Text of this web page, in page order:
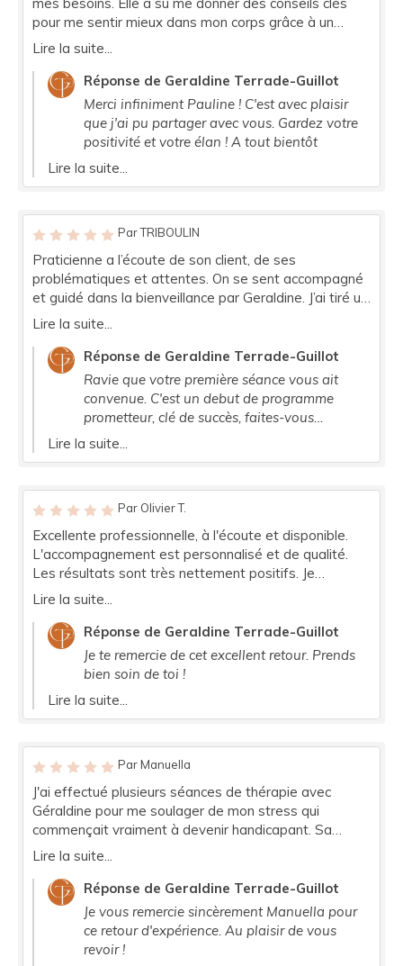
pour me sentir mieux dans mon corps grâce à un
rééquilibrage alimentaire Merci à elle, maintenant je
Lire la suite...
Réponse de Geraldine Terrade-Guillot
Merci infiniment Pauline ! C'est avec plaisir
que j'ai pu partager avec vous. Gardez votre
positivité et votre élan ! A tout bientôt
Lire la suite...
Par TRIBOULIN
Praticienne a l’écoute de son client, de ses
problématiques et attentes. On se sent accompagné
et guidé dans la bienveillance par Geraldine. J’ai tiré un
bénéfice immédiat de cette séance de réflexologie
Première séance prometteuse, détente absolue. De
plus le lieu où Géraldine exerce est un vrai havre de
paix. On s’y sent tellement bien et détendu. Merci pour
cette première séance, je reviendrai vous consulter
avec certitude
Lire la suite...
Réponse de Geraldine Terrade-Guillot
Ravie que votre première séance vous ait
convenue. C'est un debut de programme
prometteur, clé de succès, faites-vous
confiance !
Lire la suite...
Par Olivier T.
Excellente professionnelle, à l'écoute et disponible.
L'accompagnement est personnalisé et de qualité.
Les résultats sont très nettement positifs. Je
recommande vivement, notamment pour les
Lire la suite...
Réponse de Geraldine Terrade-Guillot
Je te remercie de cet excellent retour. Prends
bien soin de toi !
Lire la suite...
Par Manuella
J'ai effectué plusieurs séances de thérapie avec
Géraldine pour me soulager de mon stress qui
commençait vraiment à devenir handicapant. Sa
grande capacité de compréhension, sa douceur et ses
permis de repartir avec une sérénité que je pensais
incapable de retrouver. Merci beaucoup! Je
recommande vivement cette praticienne.
Lire la suite...
Réponse de Geraldine Terrade-Guillot
Je vous remercie sincèrement Manuella pour
ce retour d'expérience. Au plaisir de vous
revoir !